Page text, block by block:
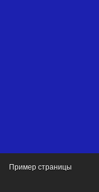
Пример страницы